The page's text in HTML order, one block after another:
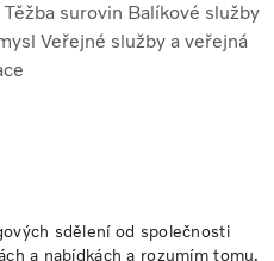
Těžba surovin Balíkové služby
Veřejné služby a veřejná
sdělení od společnosti
a nabídkách a rozumím tomu,